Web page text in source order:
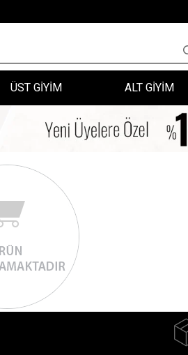
ÜST GİYİM ALT GİYİM